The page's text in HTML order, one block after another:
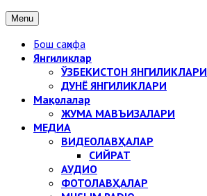
Menu
Бош саҳифа
Янгиликлар
ЎЗБЕКИСТОН ЯНГИЛИКЛАРИ
ДУНЁ ЯНГИЛИКЛАРИ
Мақолалар
ЖУМА МАВЪИЗАЛАРИ
МЕДИА
ВИДЕОЛАВҲАЛАР
СИЙРАТ
АУДИО
ФОТОЛАВҲАЛАР